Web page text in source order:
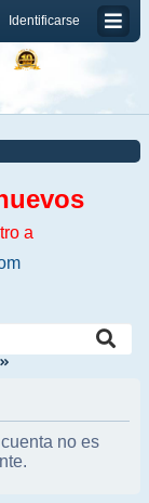
Identificarse
a
no es